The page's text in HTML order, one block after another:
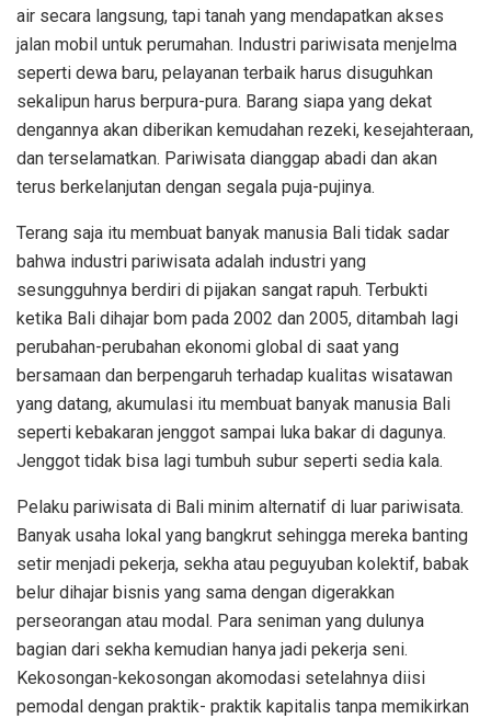
air secara langsung, tapi tanah yang mendapatkan akses
jalan mobil untuk perumahan. Industri pariwisata menjelma
seperti dewa baru, pelayanan terbaik harus disuguhkan
sekalipun harus berpura-pura. Barang siapa yang dekat
dengannya akan diberikan kemudahan rezeki, kesejahteraan,
dan terselamatkan. Pariwisata dianggap abadi dan akan
terus berkelanjutan dengan segala puja-pujinya.
Terang saja itu membuat banyak manusia Bali tidak sadar
bahwa industri pariwisata adalah industri yang
sesungguhnya berdiri di pijakan sangat rapuh. Terbukti
ketika Bali dihajar bom pada 2002 dan 2005, ditambah lagi
perubahan-perubahan ekonomi global di saat yang
bersamaan dan berpengaruh terhadap kualitas wisatawan
yang datang, akumulasi itu membuat banyak manusia Bali
seperti kebakaran jenggot sampai luka bakar di dagunya.
Jenggot tidak bisa lagi tumbuh subur seperti sedia kala.
Pelaku pariwisata di Bali minim alternatif di luar pariwisata.
Banyak usaha lokal yang bangkrut sehingga mereka banting
setir menjadi pekerja, sekha atau peguyuban kolektif, babak
belur dihajar bisnis yang sama dengan digerakkan
perseorangan atau modal. Para seniman yang dulunya
bagian dari sekha kemudian hanya jadi pekerja seni.
Kekosongan-kekosongan akomodasi setelahnya diisi
pemodal dengan praktik- praktik kapitalis tanpa memikirkan